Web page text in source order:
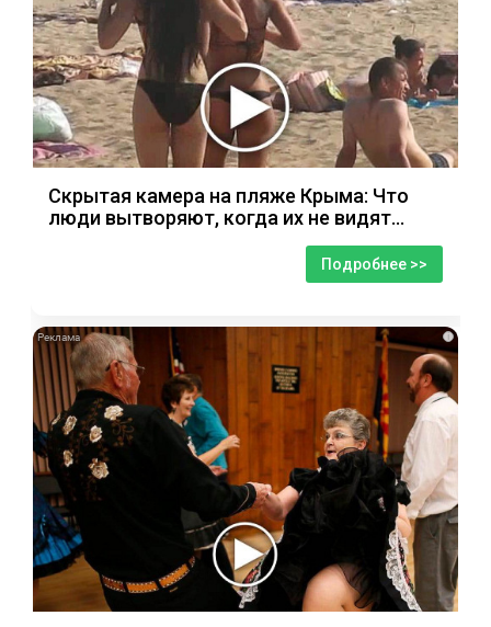
Скрытая камера на пляже Крыма: Что
люди вытворяют, когда их не видят...
Подробнее >>
i